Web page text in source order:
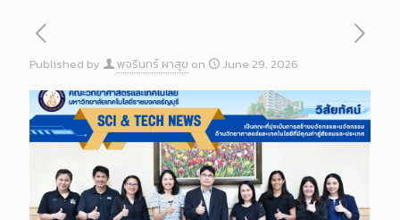
Published by พจรินทร์ ผาสุข on June 29, 2026